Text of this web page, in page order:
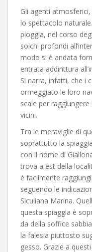
Gli agenti
lo spettacolo
pioggia, nel corso
solchi profondi
modo si è andata
entrata addirittura
Si narra, infatti, che i
ormeggiato le loro
scale per
vicini.
Tra le meraviglie di
soprattutto la
con il nome di
trova a est della
è facilmente
seguendo le
Siculiana Marina.
questa spiaggia è
da della soffice
la falesia piuttosto
gesso. Grazie a